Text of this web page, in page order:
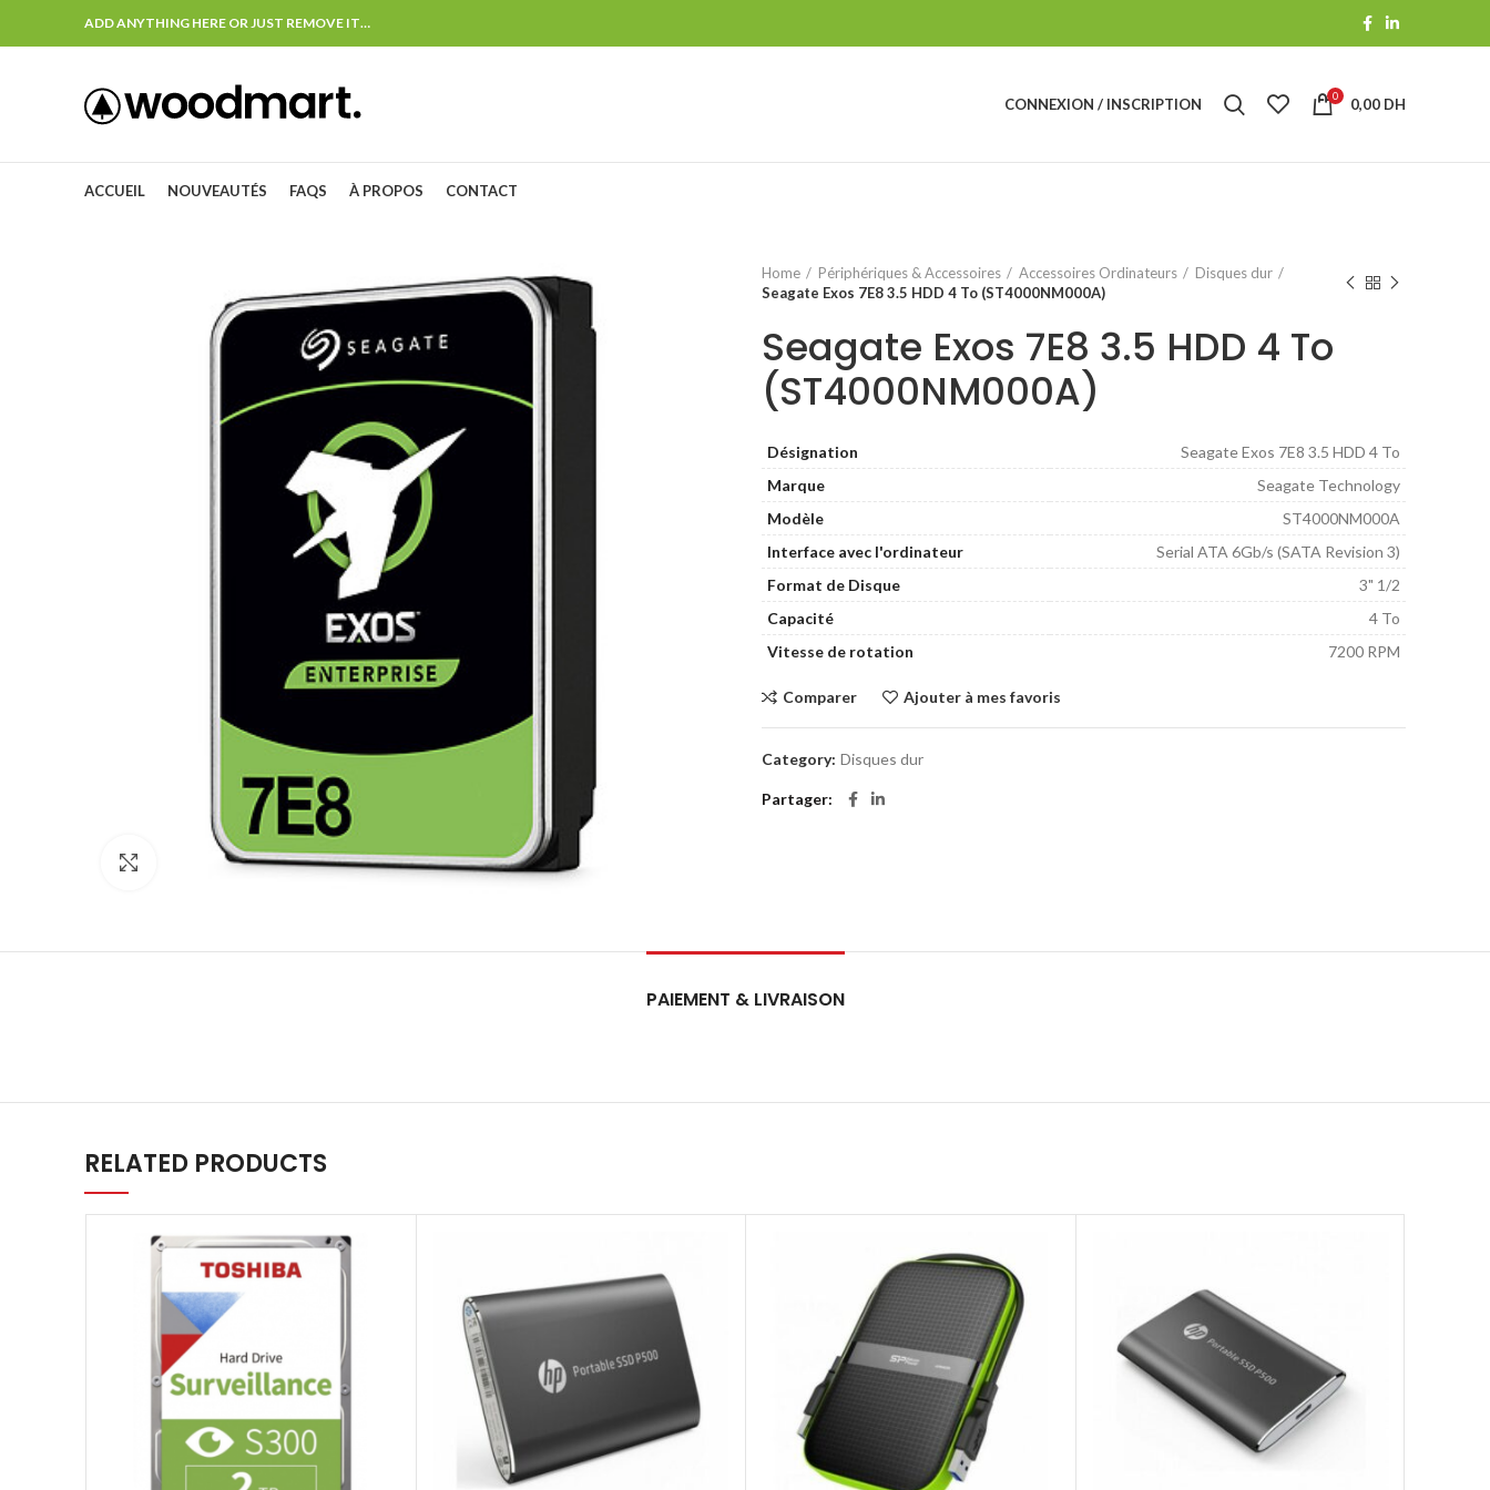
ADD ANYTHING HERE OR JUST REMOVE IT…
CONNEXION / INSCRIPTION 0 0,00 DH
ACCUEIL NOUVEAUTÉS FAQS À PROPOS CONTACT
Home Périphériques & Accessoires Accessoires Ordinateurs
Disques dur
Seagate Exos 7E8 3.5 HDD 4 To (ST4000NM000A)
Seagate Exos 7E8 3.5 HDD 4 To
(ST4000NM000A)
Désignation
Seagate Exos 7E8 3.5 HDD 4 To
Marque
Seagate Technology
Modèle
ST4000NM000A
Interface avec l'ordinateur
Serial ATA 6Gb/s (SATA Revision 3)
Format de Disque
3" 1/2
Capacité
4 To
Vitesse de rotation
7200 RPM
Comparer Ajouter à mes favoris
Category: Disques dur
Partager
PAIEMENT & LIVRAISON
RELATED PRODUCTS